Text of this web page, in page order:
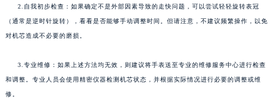
2.自我初步检查：如果确定不是外部因素导致的走快问题，可以尝试轻轻旋转表冠
（通常是逆时针旋转），看看是否能够手动调整时间。但请注意，不建议频繁操作，以免
对机芯造成不必要的磨损。
3.专业维修：如果上述方法均无效，则建议将手表送至专业的维修服务中心进行检查
和调整。专业人员会使用精密仪器检测机芯状态，并根据实际情况进行必要的调整或维
修。